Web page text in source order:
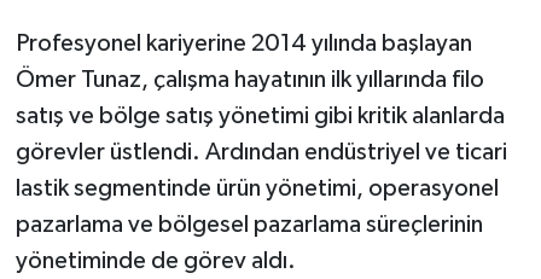
Profesyonel kariyerine 2014 yılında başlayan
Ömer Tunaz, çalışma hayatının ilk yıllarında filo
satış ve bölge satış yönetimi gibi kritik alanlarda
görevler üstlendi. Ardından endüstriyel ve ticari
lastik segmentinde ürün yönetimi, operasyonel
pazarlama ve bölgesel pazarlama süreçlerinin
yönetiminde de görev aldı.